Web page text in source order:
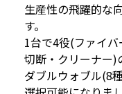
生産性の飛躍的な
す。
1台で4役(ファイ
切断・クリーナー)
ダブルウォブル(8